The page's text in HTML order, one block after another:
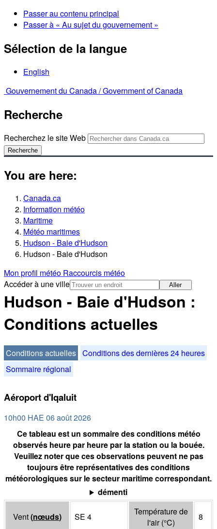
Passer au contenu principal
Passer à « Au sujet du gouvernement »
Sélection de la langue
English
Gouvernement du Canada /Government of Canada
Recherche
Recherchez le site Web
Recherche
You are here:
Canada.ca
Information météo
Maritime
Météo maritimes
Hudson - Baie d'Hudson
Hudson - Baie d'Hudson
Mon profil météo Raccourcis météo
Accéder à une ville
Aller
Hudson - Baie d'Hudson :
Conditions actuelles
Conditions actuelles Conditions des dernières 24 heures
Sommaire régional
Aéroport d'Iqaluit
10h00 HAE 06 août 2026
Ce tableau est un sommaire des conditions météo
observés heure par heure par la station ou la bouée.
Veuillez noter que ces observations peuvent ne pas
toujours être représentatives des conditions
météorologiques sur le secteur maritime correspondant.
démenti
Vent(nœuds) SE 4
Température de
l'air(°C)
8